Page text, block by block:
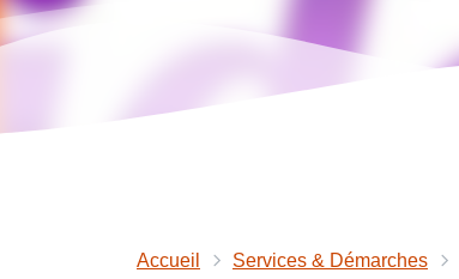
Accueil Services & Démarches